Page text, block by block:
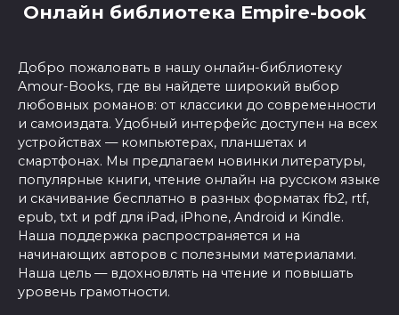
Онлайн библиотека Empire-book
Добро пожаловать в нашу онлайн-библиотеку
Amour-Books, где вы найдете широкий выбор
любовных романов: от классики до современности
и самоиздата. Удобный интерфейс доступен на всех
устройствах — компьютерах, планшетах и
смартфонах. Мы предлагаем новинки литературы,
популярные книги, чтение онлайн на русском языке
и скачивание бесплатно в разных форматах fb2, rtf,
epub, txt и pdf для iPad, iPhone, Android и Kindle.
Наша поддержка распространяется и на
начинающих авторов с полезными материалами.
Наша цель — вдохновлять на чтение и повышать
уровень грамотности.